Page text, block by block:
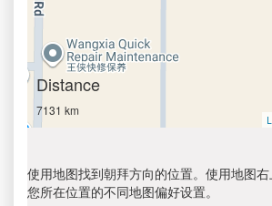
Distance
7131 km
使用地图找到朝拜方向的位置。使用地图
您所在位置的不同地图偏好设置。